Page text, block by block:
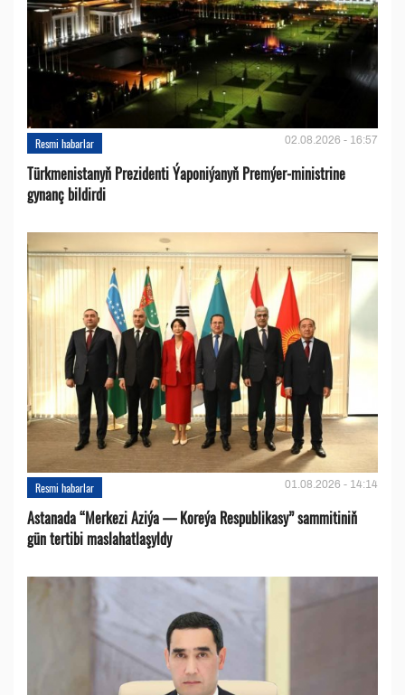
Resmi habarlar 02.08.2026 - 16:57
Türkmenistanyň Prezidenti Ýaponiýanyň Premýer-ministrine
gynanç bildirdi
Resmi habarlar 01.08.2026 - 14:14
Astanada “Merkezi Aziýa — Koreýa Respublikasy” sammitiniň
gün tertibi maslahatlaşyldy